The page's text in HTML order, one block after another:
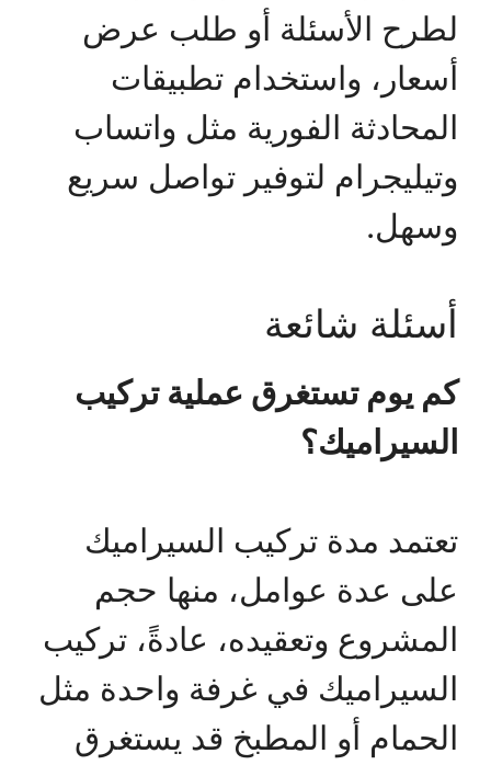
لطرح الأسئلة أو طلب عرض
أسعار، واستخدام تطبيقات
المحادثة الفورية مثل واتساب
وتيليجرام لتوفير تواصل سريع
وسهل.
أسئلة شائعة
كم يوم تستغرق عملية تركيب
السيراميك؟
تعتمد مدة تركيب السيراميك
على عدة عوامل، منها حجم
المشروع وتعقيده، عادةً، تركيب
السيراميك في غرفة واحدة مثل
الحمام أو المطبخ قد يستغرق